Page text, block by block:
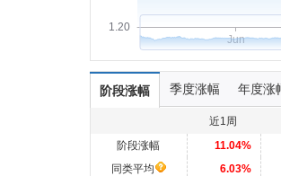
1.20
Jun
阶段涨幅 季度涨幅 年度涨
近1周
阶段涨幅
11.04%
同类平均
6.03%